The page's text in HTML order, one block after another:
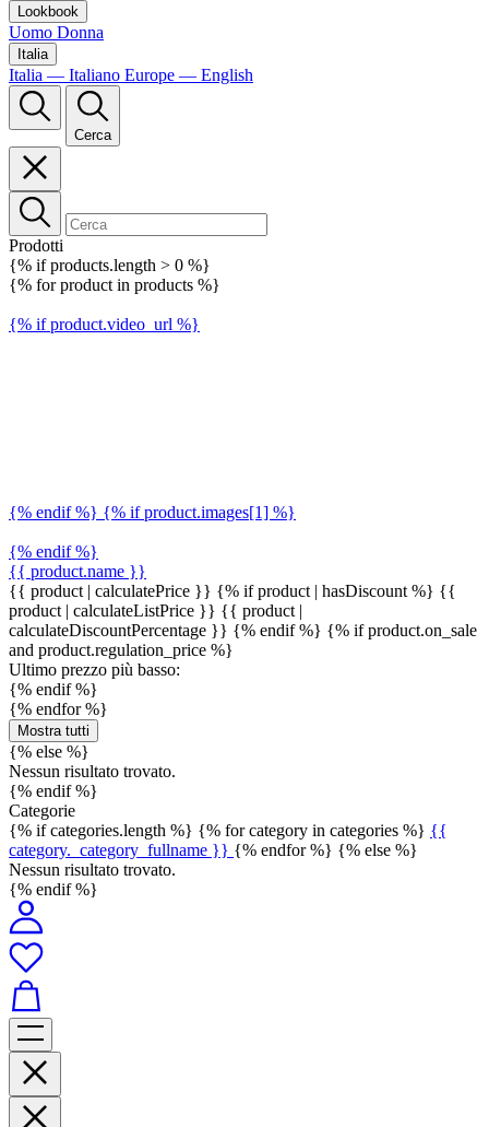
Lookbook
Uomo Donna
Italia
Italia — Italiano Europe — English
Cerca
Prodotti
{% if products.length > 0 %}
{% for product in products %}
{% if product.video_url %}
{% endif %} {% if product.images[1] %}
{% endif %}
{{ product.name }}
{{ product | calculatePrice }} {% if product | hasDiscount %} {{
product | calculateListPrice }} {{ product |
calculateDiscountPercentage }} {% endif %} {% if product.on_sale
and product.regulation_price %}
Ultimo prezzo più basso:
{% endif %}
{% endfor %}
Mostra tutti
{% else %}
Nessun risultato trovato.
{% endif %}
Categorie
{% if categories.length %} {% for category in categories %} {{
category._category_fullname }} {% endfor %} {% else %}
Nessun risultato trovato.
{% endif %}